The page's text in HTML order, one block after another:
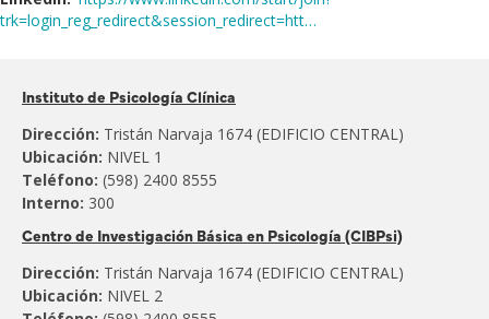
trk=login_reg_redirect&session_redirect=htt…
al:
Instituto de Psicología Clínica
Dirección: Tristán Narvaja 1674 (EDIFICIO CENTRAL)
Ubicación: NIVEL 1
Teléfono: (598) 2400 8555
Interno: 300
Centro de Investigación Básica en Psicología (CIBPsi)
Dirección: Tristán Narvaja 1674 (EDIFICIO CENTRAL)
Ubicación: NIVEL 2